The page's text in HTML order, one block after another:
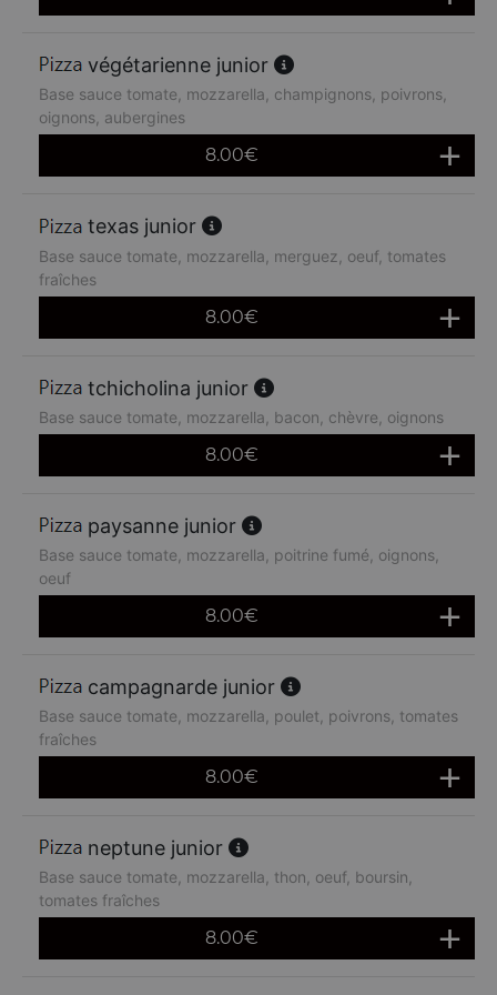
végétarienne junior
Base sauce tomate, mozzarella, champignons, poivrons,
oignons, aubergines
8.00€
texas junior
Base sauce tomate, mozzarella, merguez, oeuf, tomates
fraîches
8.00€
tchicholina junior
Base sauce tomate, mozzarella, bacon, chèvre, oignons
8.00€
paysanne junior
Base sauce tomate, mozzarella, poitrine fumé, oignons,
oeuf
8.00€
campagnarde junior
Base sauce tomate, mozzarella, poulet, poivrons, tomates
fraîches
8.00€
neptune junior
Base sauce tomate, mozzarella, thon, oeuf, boursin,
tomates fraîches
8.00€